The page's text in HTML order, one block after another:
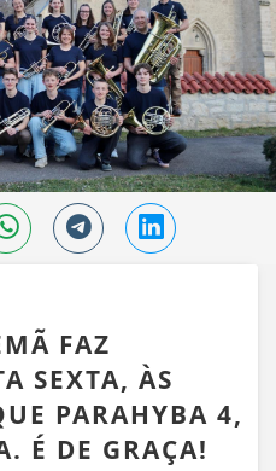
FAZ
SEXTA, ÀS
PARAHYBA 4,
É DE GRAÇA!